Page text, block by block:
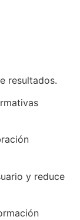
resultados.
y reduce